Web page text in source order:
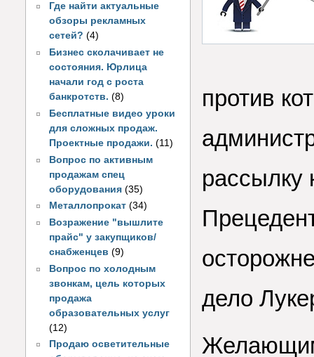
Где найти актуальные
обзоры рекламных
сетей? (4)
Бизнес сколачивает не
состояния. Юрлица
начали год с роста
банкротств. (8)
Бесплатные видео уроки
для сложных продаж.
Проектные продажи. (11)
Вопрос по активным
продажам спец
оборудования (35)
Металлопрокат (34)
Возражение "вышлите
прайс" у закупщиков/
снабженцев (9)
Вопрос по холодным
звонкам, цель которых
продажа
образовательных услуг
(12)
Продаю осветительные
против
рассылку
дело